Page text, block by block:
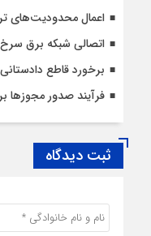
اعمال محدودیت‌‌های
اتصالی شبکه برق
برخورد قاطع
فرآیند صدور مجوزها
ثبت دیدگاه